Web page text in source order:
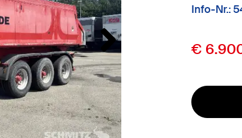
Info-Nr.:
€